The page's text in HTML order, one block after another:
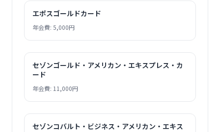
エポスゴールドカード
年会費: 5,000円
セゾンゴールド・アメリカン・エキスプレス・カ
ード
年会費: 11,000円
セゾンコバルト・ビジネス・アメリカン・エキス